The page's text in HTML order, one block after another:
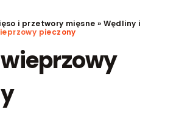
i przetwory mięsne » Wędliny i
pieczony